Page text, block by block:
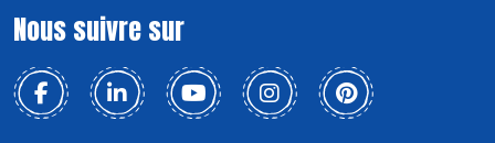
Nous suivre sur